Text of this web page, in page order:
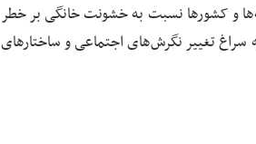
و کشورها نسبت به خشونت خانگی بر خطر
سراغ تغییر نگرش‌های اجتماعی و ساختارهای